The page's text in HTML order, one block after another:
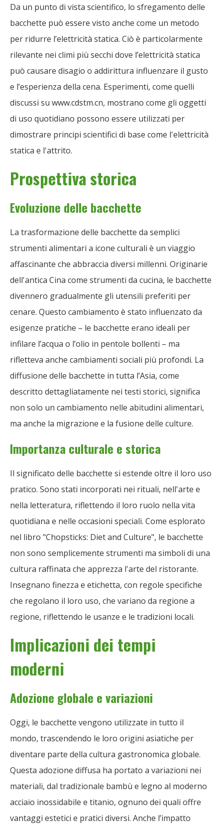
Da un punto di vista scientifico, lo sfregamento delle
bacchette può essere visto anche come un metodo
per ridurre l’elettricità statica. Ciò è particolarmente
rilevante nei climi più secchi dove l’elettricità statica
può causare disagio o addirittura influenzare il gusto
e l’esperienza della cena. Esperimenti, come quelli
discussi su www.cdstm.cn, mostrano come gli oggetti
di uso quotidiano possono essere utilizzati per
dimostrare principi scientifici di base come l'elettricità
statica e l'attrito.
Prospettiva storica
Evoluzione delle bacchette
La trasformazione delle bacchette da semplici
strumenti alimentari a icone culturali è un viaggio
affascinante che abbraccia diversi millenni. Originarie
dell'antica Cina come strumenti da cucina, le bacchette
divennero gradualmente gli utensili preferiti per
cenare. Questo cambiamento è stato influenzato da
esigenze pratiche – le bacchette erano ideali per
infilare l’acqua o l’olio in pentole bollenti – ma
rifletteva anche cambiamenti sociali più profondi. La
diffusione delle bacchette in tutta l’Asia, come
descritto dettagliatamente nei testi storici, significa
non solo un cambiamento nelle abitudini alimentari,
ma anche la migrazione e la fusione delle culture.
Importanza culturale e storica
Il significato delle bacchette si estende oltre il loro uso
pratico. Sono stati incorporati nei rituali, nell'arte e
nella letteratura, riflettendo il loro ruolo nella vita
quotidiana e nelle occasioni speciali. Come esplorato
nel libro "Chopsticks: Diet and Culture", le bacchette
non sono semplicemente strumenti ma simboli di una
cultura raffinata che apprezza l'arte del ristorante.
Insegnano finezza e etichetta, con regole specifiche
che regolano il loro uso, che variano da regione a
regione, riflettendo le usanze e le tradizioni locali.
Implicazioni dei tempi
moderni
Adozione globale e variazioni
Oggi, le bacchette vengono utilizzate in tutto il
mondo, trascendendo le loro origini asiatiche per
diventare parte della cultura gastronomica globale.
Questa adozione diffusa ha portato a variazioni nei
materiali, dal tradizionale bambù e legno al moderno
acciaio inossidabile e titanio, ognuno dei quali offre
vantaggi estetici e pratici diversi. Anche l’impatto